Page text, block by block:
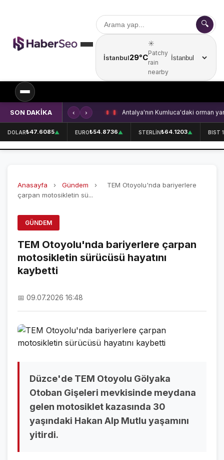
🔍
İstanbul29°C
☀️
Patchy
rain
nearby
Şehir seçin
SPOR
SPOR HABERLERİ
FENERBAHÇE
ÖZEL SAYFALAR
NAMAZ VAKİTLERİ
ASTROLOJİ
HAVA DURUMU
NÖBETÇİ ECZANELER
SON DAKİKA
SON DAKİKA HABERLERİ
VİDEO GALERİ
FOTO GALERİ
GALERİLER
SON DAKİKA ‹ › Kırklareli'nde içecek fabrikasında
DOLAR₺47.6085▲ EURO₺54.8736▲ STERLİN₺64.1203▲ BIST
Anasayfa › Gündem ›
TEM Otoyolu'nda bariyerlere
çarpan motosikletin sü...
GÜNDEM
TEM Otoyolu'nda bariyerlere çarpan
motosikletin sürücüsü hayatını
kaybetti
📅 09.07.2026 16:48
Düzce'de TEM Otoyolu Gölyaka
Otoban Gişeleri mevkisinde meydana
gelen motosiklet kazasında 30
yaşındaki Hakan Alp Mutlu yaşamını
yitirdi.